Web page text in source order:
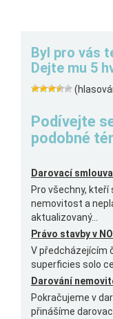
Byl pro vás
Dejte mu 5
Podívejte
podobné
Darovací
Pro všechny,
nemovitost a
aktualizovaný...
Právo stavby v
V předcházejícím
superficies solo
Darování
Pokračujeme v
přinášíme